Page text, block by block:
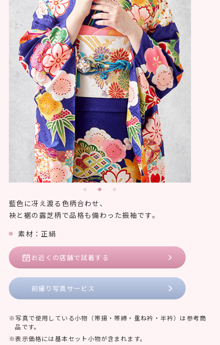
藍色に冴え渡る色柄合わせ、
袂と裾の露芝柄で品格も備わった振袖です。
素材：正絹
お近くの店舗で試着する
前撮り写真サービス
写真で使用している小物（帯揚・帯締・重ね衿・半衿）は参考商
品です。
表示価格には基本セット小物が含まれます。